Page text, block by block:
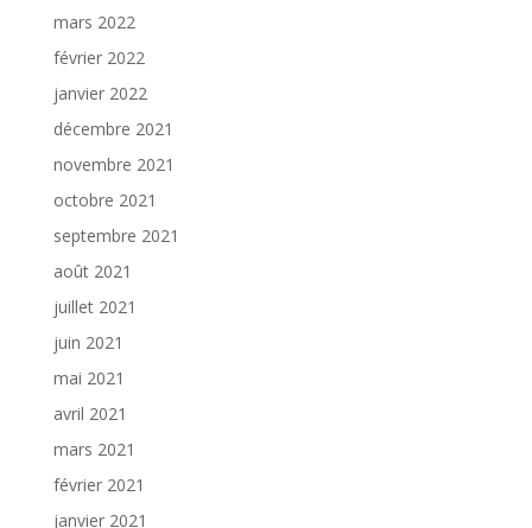
mars 2022
février 2022
janvier 2022
décembre 2021
novembre 2021
octobre 2021
septembre 2021
août 2021
juillet 2021
juin 2021
mai 2021
avril 2021
mars 2021
février 2021
janvier 2021